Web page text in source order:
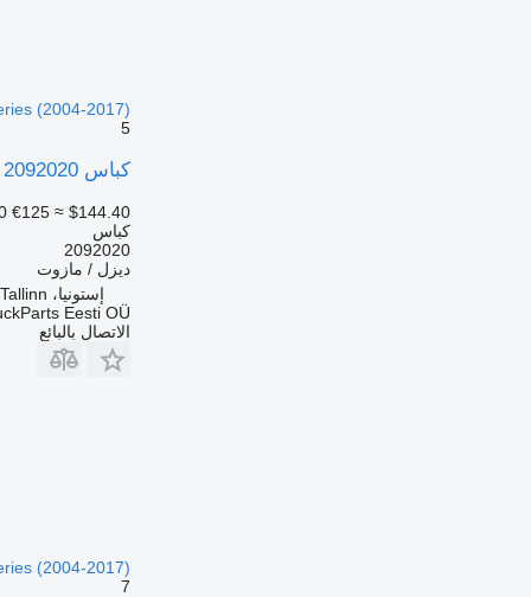
(2004-2017)
5
كباس Scania G-Series (01.09-) 2092020 لـ السيارات القاطرة Scania P,G,R,T-series (2004-2017)
€125 ≈ $144.40
كباس
2092020
ديزل / مازوت
إستونيا، Tallinn
Eesti OÜ
الاتصال بالبائع
(2004-2017)
7